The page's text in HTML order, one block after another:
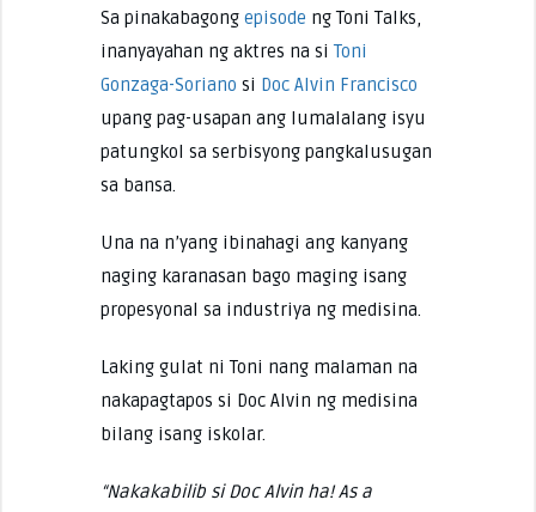
Sa pinakabagong episode ng Toni Talks,
inanyayahan ng aktres na siToni
Gonzaga-Soriano si Doc Alvin Francisco
upang pag-usapan ang lumalalang isyu
patungkol sa serbisyong pangkalusugan
sa bansa.
Una na n’yang ibinahagi ang kanyang
naging karanasan bago maging isang
propesyonal sa industriya ng medisina.
Laking gulat ni Toni nang malaman na
nakapagtapos si Doc Alvin ng medisina
bilang isang iskolar.
“Nakakabilib si Doc Alvin ha! As a